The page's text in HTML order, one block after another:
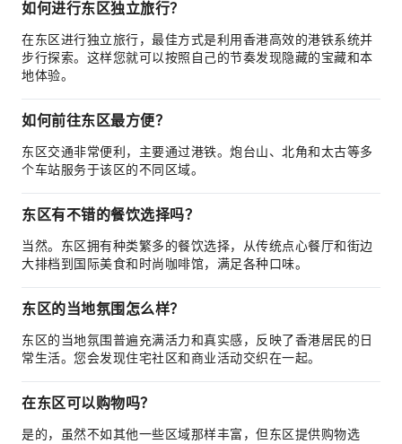
如何进行东区独立旅行？
在东区进行独立旅行，最佳方式是利用香港高效的港铁系统并
步行探索。这样您就可以按照自己的节奏发现隐藏的宝藏和本
地体验。
如何前往东区最方便？
东区交通非常便利，主要通过港铁。炮台山、北角和太古等多
个车站服务于该区的不同区域。
东区有不错的餐饮选择吗？
当然。东区拥有种类繁多的餐饮选择，从传统点心餐厅和街边
大排档到国际美食和时尚咖啡馆，满足各种口味。
东区的当地氛围怎么样？
东区的当地氛围普遍充满活力和真实感，反映了香港居民的日
常生活。您会发现住宅社区和商业活动交织在一起。
在东区可以购物吗？
是的，虽然不如其他一些区域那样丰富，但东区提供购物选